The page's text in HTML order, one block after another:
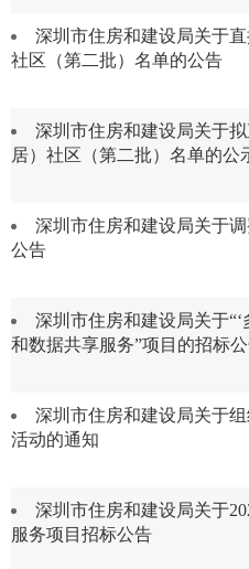
深圳市住房和建设局关于
社区（第二批）名单的公告
深圳市住房和建设局关于
居）社区（第二批）名单的公
深圳市住房和建设局关于
公告
深圳市住房和建设局关于
和数据共享服务”项目的招标
深圳市住房和建设局关于
活动的通知
深圳市住房和建设局关于
服务项目招标公告